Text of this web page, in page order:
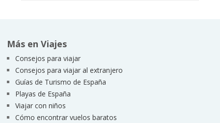
Más en Viajes
Consejos para viajar
Consejos para viajar al extranjero
Guías de Turismo de España
Playas de España
Viajar con niños
Cómo encontrar vuelos baratos